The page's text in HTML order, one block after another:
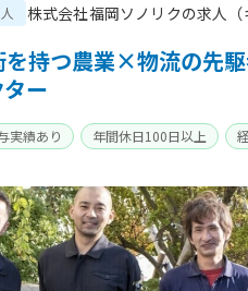
株式会社福岡ソノリクの求人（
を持つ農業×物流の先
ー
実績あり 年間休日100日以上